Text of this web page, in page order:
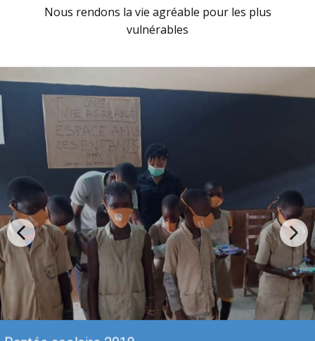
Nous rendons la vie agréable pour les plus
vulnérables